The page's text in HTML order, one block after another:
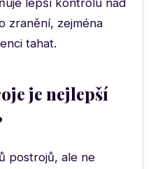
zranění, zejména
tahat.
je nejlepší
postrojů, ale ne